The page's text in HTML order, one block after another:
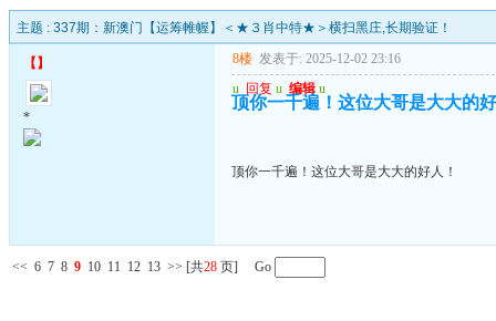
主题 : 337期：新澳门【运筹帷幄】＜★３肖中特★＞横扫黑庄,长期验证！
【 】
*
8楼 发表于: 2025-12-02 23:16
u 回复 u 编辑 u
顶你一千遍！这位大哥是大大的
顶你一千遍！这位大哥是大大的好人！
<< 6 7 8 9 10 11 12 13 >> [共28 页] Go